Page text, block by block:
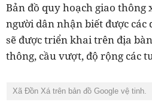
Bản đồ quy hoạch giao thông
người dân nhận biết được các
sẽ được triển khai trên địa
thông, cầu vượt, độ rộng các
Xã Đồn Xá trên bản đồ Google vệ tinh.